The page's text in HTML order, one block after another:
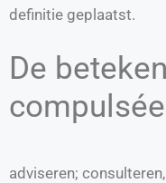
definitie geplaatst.
De
adviseren;